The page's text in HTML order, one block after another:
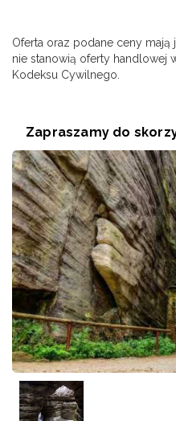
Oferta oraz podane ceny
nie stanowią oferty handlowej
Kodeksu Cywilnego.
Zapraszamy do